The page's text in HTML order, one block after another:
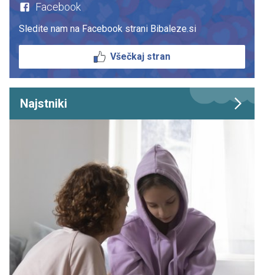
Facebook
Sledite nam na Facebook strani Bibaleze.si
Všečkaj stran
Najstniki